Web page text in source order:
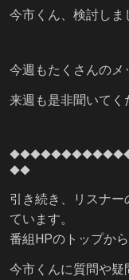
今市くん、検討しま
今週もたくさんのメ
来週も是非聞いてく
◆◆◆◆◆◆
◆◆
引き続き、リスナ
ています。
番組HPのトップか
今市くんに質問や疑